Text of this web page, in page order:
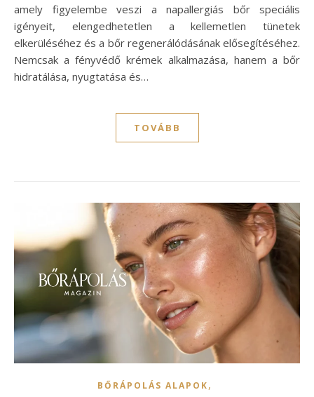
amely figyelembe veszi a napallergiás bőr speciális
igényeit, elengedhetetlen a kellemetlen tünetek
elkerüléséhez és a bőr regenerálódásának elősegítéséhez.
Nemcsak a fényvédő krémek alkalmazása, hanem a bőr
hidratálása, nyugtatása és…
TOVÁBB
BŐRÁPOLÁS ALAPOK,